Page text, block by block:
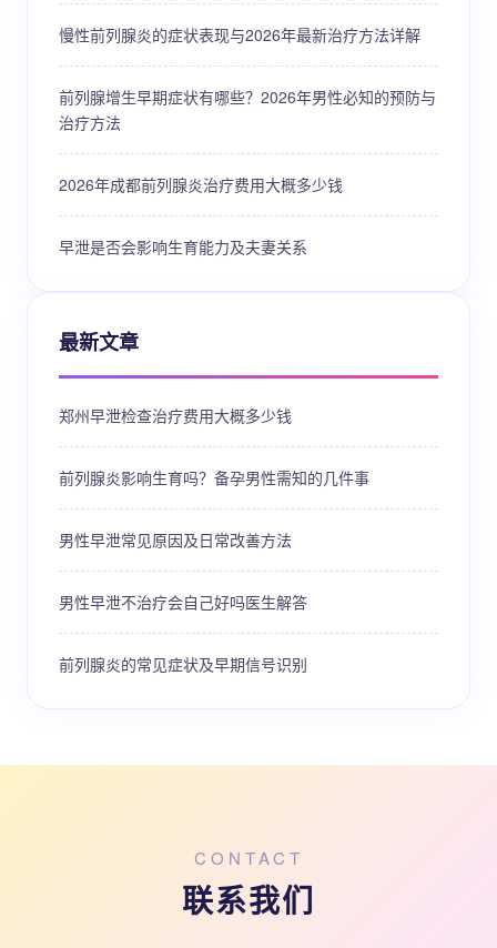
慢性前列腺炎的症状表现与2026年最新治疗方法详解
前列腺增生早期症状有哪些？2026年男性必知的预防与
治疗方法
2026年成都前列腺炎治疗费用大概多少钱
早泄是否会影响生育能力及夫妻关系
最新文章
郑州早泄检查治疗费用大概多少钱
前列腺炎影响生育吗？备孕男性需知的几件事
男性早泄常见原因及日常改善方法
男性早泄不治疗会自己好吗医生解答
前列腺炎的常见症状及早期信号识别
CONTACT
联系我们